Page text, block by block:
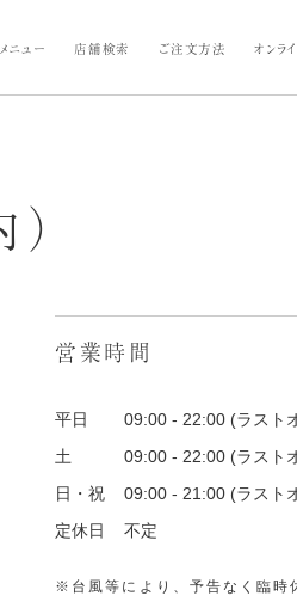
ニュー 店舗検索 ご注文方法 オンラ
営業時間
曜日 営業時間
平日
09:00 - 22:00 (ラスト
土
09:00 - 22:00 (ラスト
日・祝
09:00 - 21:00 (ラスト
定休日
不定
※台風等により、予告なく臨時